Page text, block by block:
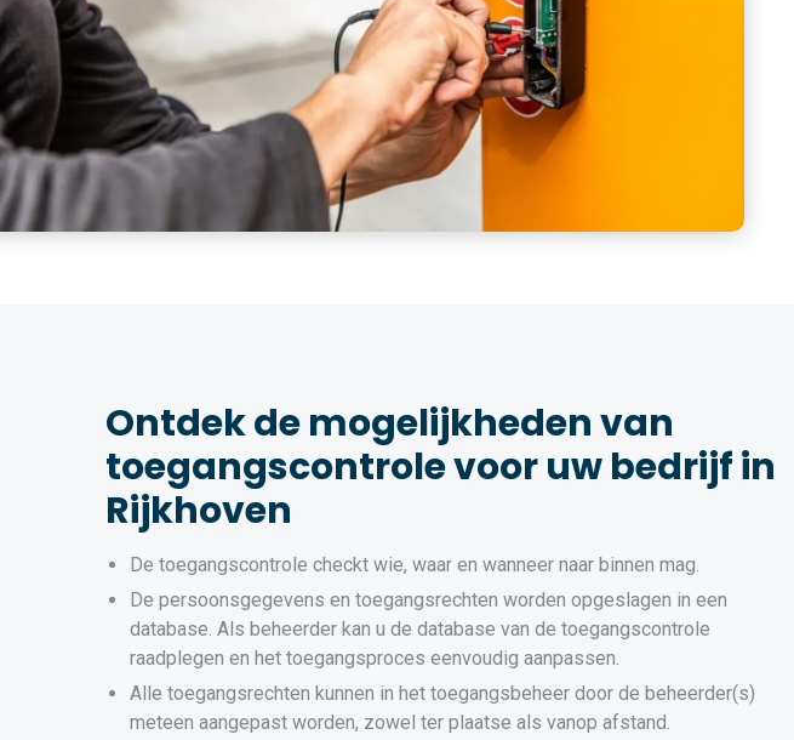
Ontdek de mogelijkheden van
toegangscontrole voor uw bedrijf in
Rijkhoven
De toegangscontrole checkt wie, waar en wanneer naar binnen mag.
De persoonsgegevens en toegangsrechten worden opgeslagen in een
database. Als beheerder kan u de database van de toegangscontrole
raadplegen en het toegangsproces eenvoudig aanpassen.
Alle toegangsrechten kunnen in het toegangsbeheer door de beheerder(s)
meteen aangepast worden, zowel ter plaatse als vanop afstand.